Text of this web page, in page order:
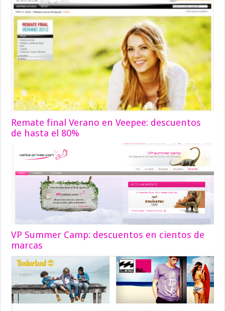
Remate final Verano en Veepee: descuentos
de hasta el 80%
VP Summer Camp: descuentos en cientos de
marcas